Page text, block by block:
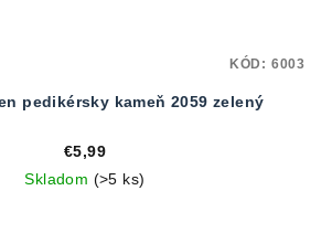
pedikérsky kameň 2059 zelený
€5,99
Skladom (>5 ks)
KÓD: 6003